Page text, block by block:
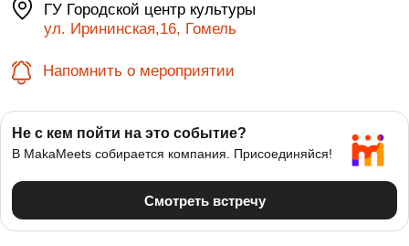
ГУ Городской центр культуры
ул. Ирининская,16, Гомель
Напомнить о мероприятии